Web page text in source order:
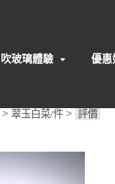
吹玻璃體驗 優惠
> 翠玉白菜/件 > 評價